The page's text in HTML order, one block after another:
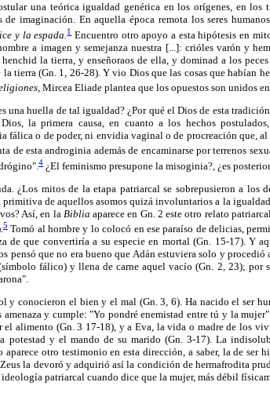
una teórica igualdad genérica en los orígenes, en los
de imaginación. En aquella época remota los seres
y la espada.1Encuentro otro apoyo a esta hipótesis en
a imagen y semejanza nuestra [...]: crióles varón y
la tierra, y enseñoraos de ella, y dominad a los
la tierra (Gn. 1, 26-28). Y vio Dios que las cosas que habían
Mircea Eliade plantea que los opuestos son unidos
una huella de tal igualdad? ¿Por qué el Dios de esta
la primera causa, en cuanto a los hechos
fálica o de poder, ni envidia vaginal o de procreación que, al
de esta androginia además de encaminarse por terrenos
4 ¿El feminismo presupone la misoginia?, ¿es
¿Los mitos de la etapa patriarcal se sobrepusieron a los
de aquellos asomos quizá involuntarios a la
Así, en la Biblia aparece en Gn. 2 este otro relato
5Tomó al hombre y lo colocó en ese paraíso de delicias,
de que convertiría a su especie en mortal (Gn. 15-17). Y
pensó que no era bueno que Adán estuviera solo y
fálico) y llena de carne aquel vacío (Gn. 2, 23); por
y conocieron el bien y el mal (Gn. 3, 6). Ha nacido el ser
y cumple: "Yo pondré enemistad entre tú y la
el alimento (Gn. 3 17-18), y a Eva, la vida o madre de los
potestad y el mando de su marido (Gn. 3-17). La
otro testimonio en esta dirección, a saber, la de ser
la devoró y adquirió así la condición de hermafrodita
patriarcal cuando dice que la mujer, más débil